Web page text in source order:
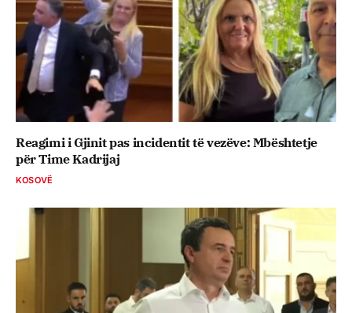
Reagimi i Gjinit pas incidentit të vezëve: Mbështetje
për Time Kadrijaj
KOSOVË